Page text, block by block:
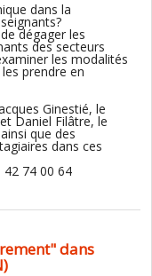
dans la
dégager les
des secteurs
les modalités
prendre en
Ginestié, le
Daniel Filâtre, le
que des
dans ces
74 00 64
dans